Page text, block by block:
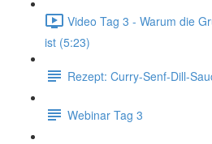
Video Tag 3 - Warum die
ist (5:23)
Rezept: Curry-Senf-Dill-
Webinar Tag 3